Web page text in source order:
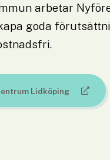
arbetar
goda
Lidköping